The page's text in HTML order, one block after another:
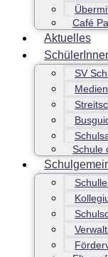
Café
Aktuelles
SV
Schule